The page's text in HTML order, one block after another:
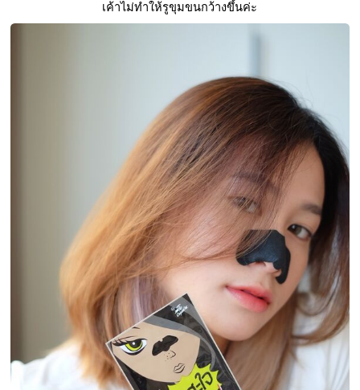
เค้าไม่ทำให้รูขุมขนกว้างขึ้นค่ะ